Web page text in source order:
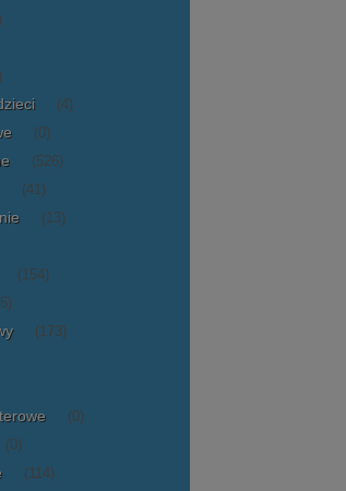
(4)
(0)
(526)
(41)
(13)
(154)
(173)
(0)
(0)
(114)